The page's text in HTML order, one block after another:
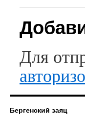
Для
Бергенский заяц